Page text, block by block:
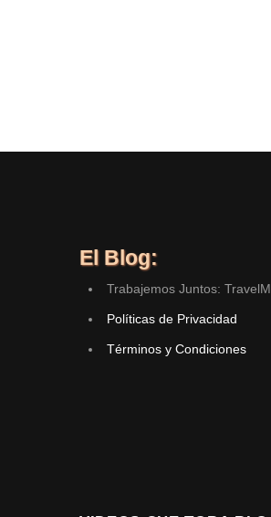
El Blog:
Trabajemos Juntos:
Políticas de Privacidad
Términos y Condiciones